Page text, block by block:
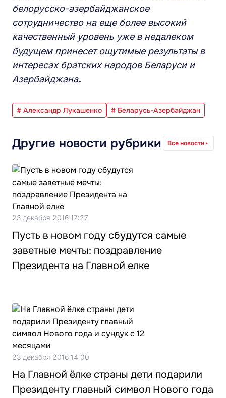
белорусско-азербайджанское
сотрудничество на еще более высокий
качественный уровень уже в недалеком
будущем принесет ощутимые результаты в
интересах братских народов Беларуси и
Азербайджана.
# Александр Лукашенко # Беларусь-Азербайджан
Другие новости рубрики Все новости
23 декабря 2016 17:27
Пусть в новом году сбудутся самые
заветные мечты: поздравление
Президента на Главной елке
23 декабря 2016 14:00
На Главной ёлке страны дети подарили
Президенту главный символ Нового года